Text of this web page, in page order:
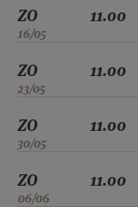
ZO
16/05
11.00
ZO
23/05
11.00
ZO
30/05
11.00
ZO
06/06
11.00